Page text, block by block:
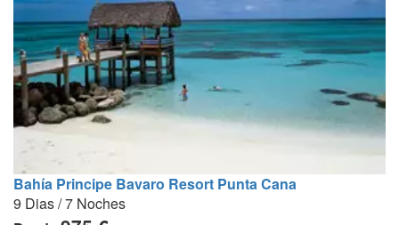
Bahía Principe Bavaro Resort Punta Cana
9 Dias / 7 Noches